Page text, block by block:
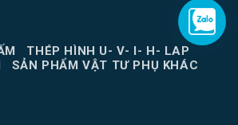
THÉP HÌNH U- V- I- H- LAP
SẢN PHẨM VẬT TƯ PHỤ KHÁC